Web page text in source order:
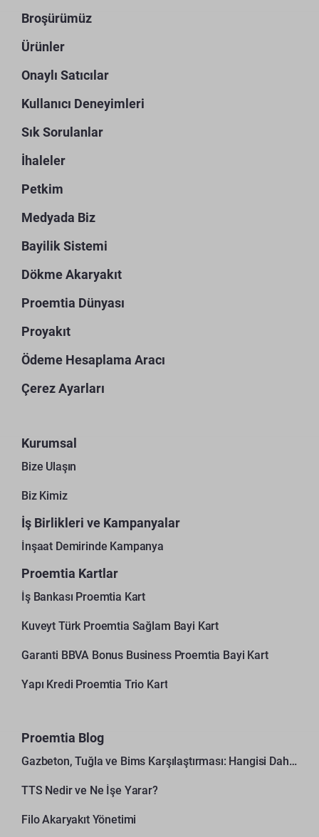
Broşürümüz
Ürünler
Onaylı Satıcılar
Kullanıcı Deneyimleri
Sık Sorulanlar
İhaleler
Petkim
Medyada Biz
Bayilik Sistemi
Dökme Akaryakıt
Proemtia Dünyası
Proyakıt
Ödeme Hesaplama Aracı
Çerez Ayarları
Kurumsal
Bize Ulaşın
Biz Kimiz
İş Birlikleri ve Kampanyalar
İnşaat Demirinde Kampanya
Proemtia Kartlar
İş Bankası Proemtia Kart
Kuveyt Türk Proemtia Sağlam Bayi Kart
Garanti BBVA Bonus Business Proemtia Bayi Kart
Yapı Kredi Proemtia Trio Kart
Proemtia Blog
Gazbeton, Tuğla ve Bims Karşılaştırması: Hangisi Daha Avantajlı?
TTS Nedir ve Ne İşe Yarar?
Filo Akaryakıt Yönetimi